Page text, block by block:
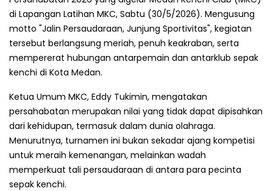
di Lapangan Latihan MKC, Sabtu (30/5/2026). Mengusung
motto "Jalin Persaudaraan, Junjung Sportivitas", kegiatan
tersebut berlangsung meriah, penuh keakraban, serta
mempererat hubungan antarpemain dan antarklub sepak
kenchi di Kota Medan.
Ketua Umum MKC, Eddy Tukimin, mengatakan
persahabatan merupakan nilai yang tidak dapat dipisahkan
dari kehidupan, termasuk dalam dunia olahraga.
Menurutnya, turnamen ini bukan sekadar ajang kompetisi
untuk meraih kemenangan, melainkan wadah
memperkuat tali persaudaraan di antara para pecinta
sepak kenchi.